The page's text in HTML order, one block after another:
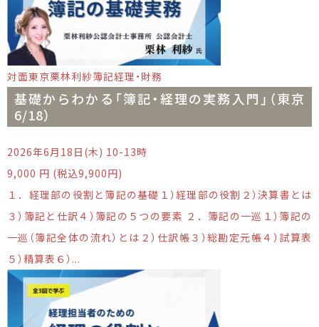
対面東京栗林利紗簿記経理・財務
基礎からわかる「簿記・経理の実務入門」（東京
6/18）
2026年6月18日(木) 10-13時
9,000 円 (税込9,900円)
１．経理部の役割と簿記の基礎１）経理部の役割２）決算書とは
３）簿記と仕訳４）簿記の５つの要素 ２．簿記の一巡１）簿記の
一巡（簿記全体の流れ）とは２）仕訳帳３）総勘定元帳４）試算表
５）精算表６）...